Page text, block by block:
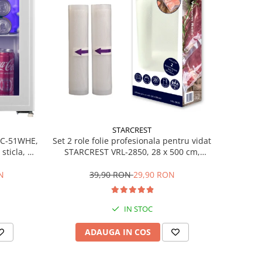
51WHE,
H
STARCREST
Set 2 role folie profesionala pentru vidat
STARCREST VRL-2850, 28 x 500 cm,
lavabile in masina de spalat, fara BPA,
transparent
39,90 RON29,90 RON
IN STOC
ADAUGA IN COS